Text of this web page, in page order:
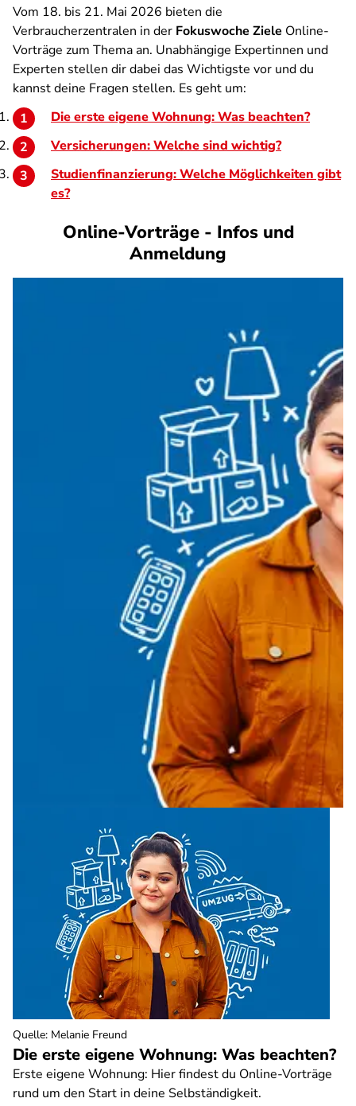
Vom 18. bis 21. Mai 2026 bieten die
Verbraucherzentralen in der Fokuswoche Ziele Online-
Vorträge zum Thema an. Unabhängige Expertinnen und
Experten stellen dir dabei das Wichtigste vor und du
kannst deine Fragen stellen. Es geht um:
Die erste eigene Wohnung: Was beachten?
Versicherungen: Welche sind wichtig?
Studienfinanzierung: Welche Möglichkeiten gibt
es?
Online-Vorträge - Infos und
Anmeldung
Die erste eigene Wohnung: Was beachten?
Erste eigene Wohnung: Hier findest du Online-Vorträge
rund um den Start in deine Selbständigkeit.
Quelle: Melanie Freund